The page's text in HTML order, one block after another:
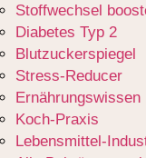
Stoffwechsel
Diabetes Typ 2
Blutzuckerspiegel
Stress-Reducer
Ernährungswissen
Koch-Praxis
Lebensmittel-